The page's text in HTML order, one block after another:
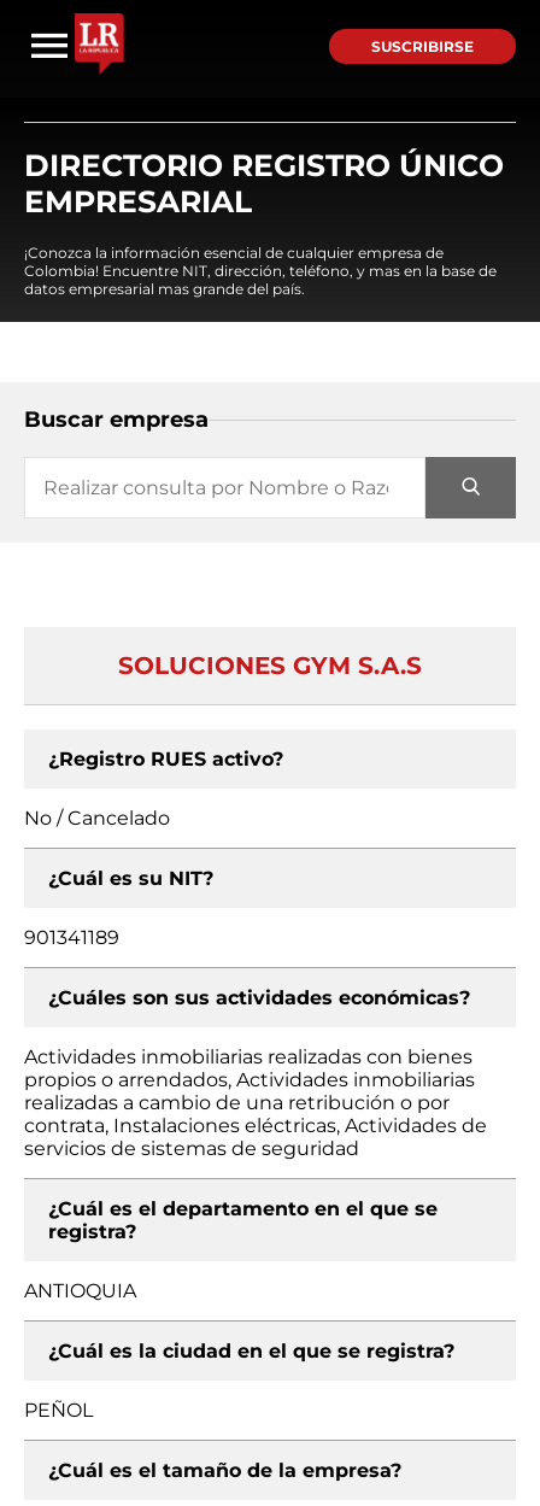
SUSCRIBIRSE
DIRECTORIO REGISTRO ÚNICO
EMPRESARIAL
¡Conozca la información esencial de cualquier empresa de
Colombia! Encuentre NIT, dirección, teléfono, y mas en la base de
datos empresarial mas grande del país.
Buscar empresa
SOLUCIONES GYM S.A.S
¿Registro RUES activo?
No / Cancelado
¿Cuál es su NIT?
901341189
¿Cuáles son sus actividades económicas?
Actividades inmobiliarias realizadas con bienes
propios o arrendados, Actividades inmobiliarias
realizadas a cambio de una retribución o por
contrata, Instalaciones eléctricas, Actividades de
servicios de sistemas de seguridad
¿Cuál es el departamento en el que se
registra?
ANTIOQUIA
¿Cuál es la ciudad en el que se registra?
PEÑOL
¿Cuál es el tamaño de la empresa?